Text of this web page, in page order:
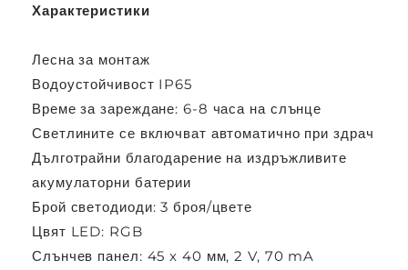
Характеристики
Лесна за монтаж
Водоустойчивост IP65
Време за зареждане: 6-8 часа на слънце
Светлините се включват автоматично при здрач
Дълготрайни благодарение на издръжливите
акумулаторни батерии
Брой светодиоди: 3 броя/цвете
Цвят LED: RGB
Слънчев панел: 45 x 40 мм, 2 V, 70 mA